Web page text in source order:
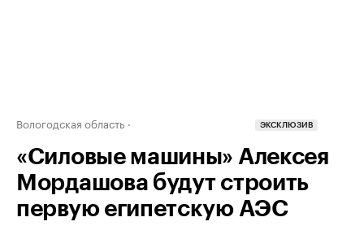
Вологодская область ЭКСКЛЮЗИВ
«Силовые машины» Алексея
Мордашова будут строить
первую египетскую АЭС